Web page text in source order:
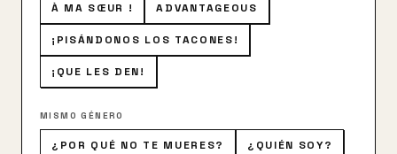
À MA SŒUR ! ADVANTAGEOUS
¡PISÁNDONOS LOS TACONES!
¡QUE LES DEN!
MISMO GÉNERO
¿POR QUÉ NO TE MUERES? ¿QUIÉN SOY?